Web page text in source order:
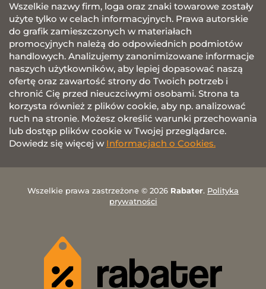
Wszelkie nazwy firm, loga oraz znaki towarowe zostały
użyte tylko w celach informacyjnych. Prawa autorskie
do grafik zamieszczonych w materiałach
promocyjnych należą do odpowiednich podmiotów
handlowych. Analizujemy zanonimizowane informacje
naszych użytkowników, aby lepiej dopasować naszą
ofertę oraz zawartość strony do Twoich potrzeb i
chronić Cię przed nieuczciwymi osobami. Strona ta
korzysta również z plików cookie, aby np. analizować
ruch na stronie. Możesz określić warunki przechowania
lub dostęp plików cookie w Twojej przeglądarce.
Dowiedz się więcej w Informacjach o Cookies.
Wszelkie prawa zastrzeżone © 2026 Rabater. Polityka
prywatności